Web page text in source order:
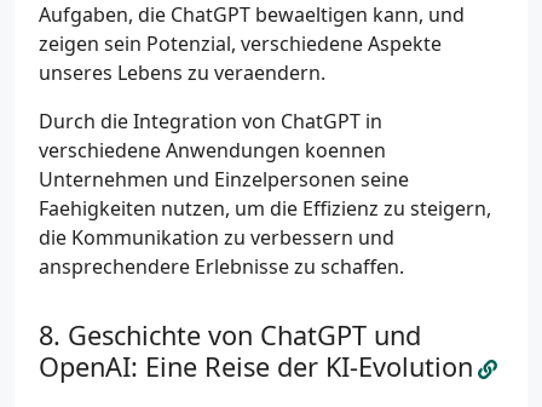
Aufgaben, die ChatGPT bewaeltigen kann, und
zeigen sein Potenzial, verschiedene Aspekte
unseres Lebens zu veraendern.
Durch die Integration von ChatGPT in
verschiedene Anwendungen koennen
Unternehmen und Einzelpersonen seine
Faehigkeiten nutzen, um die Effizienz zu steigern,
die Kommunikation zu verbessern und
ansprechendere Erlebnisse zu schaffen.
Geschichte von ChatGPT und
OpenAI: Eine Reise der KI-Evolution